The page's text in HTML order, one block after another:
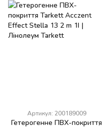
Артикул: 200189009
Гетерогенне ПВХ-покриття